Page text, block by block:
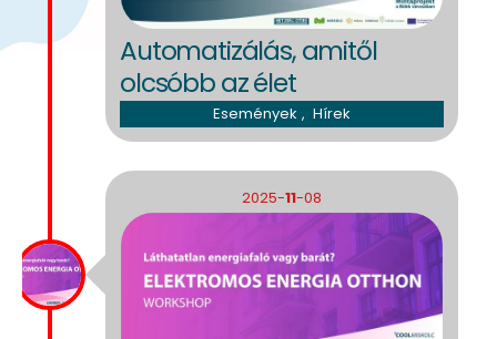
Automatizálás, amitől
olcsóbb az élet
Események , Hírek
2025-11-08